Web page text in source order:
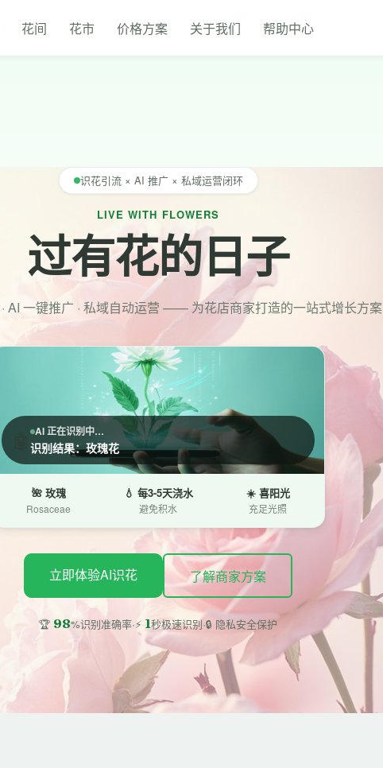
花间 花市 价格方案 关于我们 帮助中心
识花引流 × AI 推广 × 私域运营闭环
LIVE WITH FLOWERS
过有花的日子
AI 一键推广 · 私域自动运营 —— 为花店商家打造的一站式增长方案
AI 正在识别中…
识别结果：玫瑰花
🌺 玫瑰
Rosaceae
💧 每3-5天浇水
避免积水
☀️ 喜阳光
充足光照
立即体验AI识花 了解商家方案
🏆 98%识别准确率·⚡ 1秒极速识别·🔒 隐私安全保护